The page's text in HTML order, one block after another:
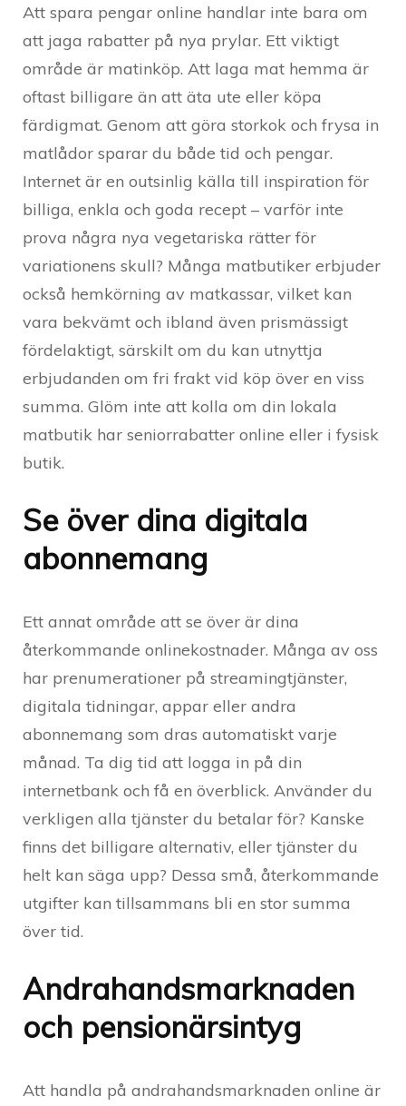
Att spara pengar online handlar inte bara om
att jaga rabatter på nya prylar. Ett viktigt
område är matinköp. Att laga mat hemma är
oftast billigare än att äta ute eller köpa
färdigmat. Genom att göra storkok och frysa in
matlådor sparar du både tid och pengar.
Internet är en outsinlig källa till inspiration för
billiga, enkla och goda recept – varför inte
prova några nya vegetariska rätter för
variationens skull? Många matbutiker erbjuder
också hemkörning av matkassar, vilket kan
vara bekvämt och ibland även prismässigt
fördelaktigt, särskilt om du kan utnyttja
erbjudanden om fri frakt vid köp över en viss
summa. Glöm inte att kolla om din lokala
matbutik har seniorrabatter online eller i fysisk
butik.
Se över dina digitala
abonnemang
Ett annat område att se över är dina
återkommande onlinekostnader. Många av oss
har prenumerationer på streamingtjänster,
digitala tidningar, appar eller andra
abonnemang som dras automatiskt varje
månad. Ta dig tid att logga in på din
internetbank och få en överblick. Använder du
verkligen alla tjänster du betalar för? Kanske
finns det billigare alternativ, eller tjänster du
helt kan säga upp? Dessa små, återkommande
utgifter kan tillsammans bli en stor summa
över tid.
Andrahandsmarknaden
och pensionärsintyg
Att handla på andrahandsmarknaden online är